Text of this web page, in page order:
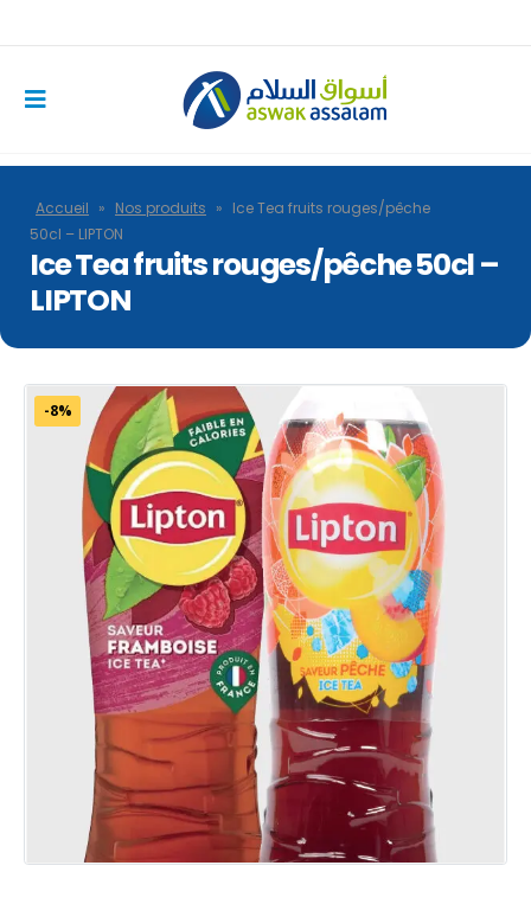
Accueil » Nos produits » Ice Tea fruits rouges/pêche
50cl – LIPTON
Ice Tea fruits rouges/pêche 50cl –
LIPTON
-8%